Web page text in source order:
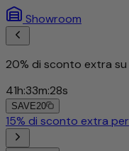
Showroom
20% di sconto extra
41h:33m:25s
SAVE20
15% di sconto extra